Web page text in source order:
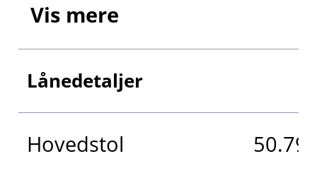
Vis mere
Lånedetaljer
Hovedstol